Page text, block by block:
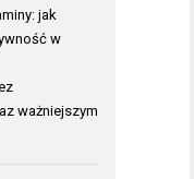
jak
w
ważniejszym